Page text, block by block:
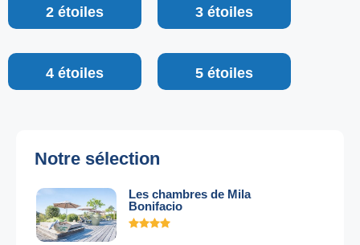
2 étoiles 3 étoiles
4 étoiles 5 étoiles
Notre sélection
Les chambres de Mila
Bonifacio